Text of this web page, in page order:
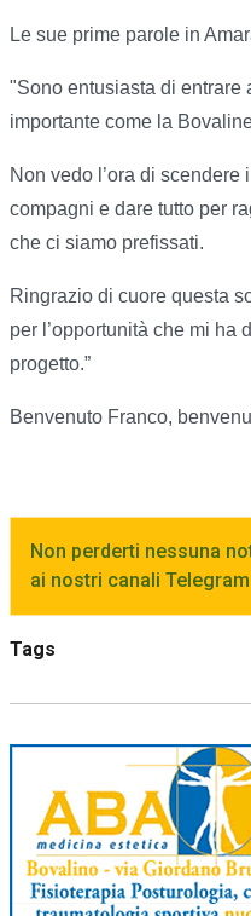
Le sue prime parole in
"Sono entusiasta di entrare
importante come la
Non vedo l’ora di
compagni e dare tutto per
che ci siamo prefissati.
Ringrazio di cuore questa
per l’opportunità che mi ha
progetto.”
Benvenuto Franco,
Non perderti nessuna
ai nostri canali
Tags